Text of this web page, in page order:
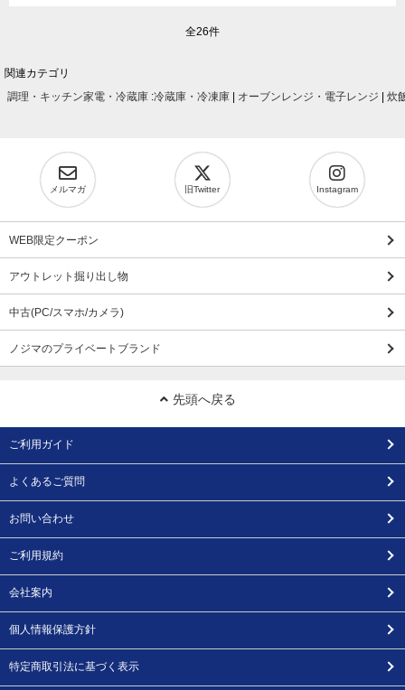
全26件
関連カテゴリ
調理・キッチン家電・冷蔵庫 :冷蔵庫・冷凍庫 | オーブンレンジ・電子レンジ | 炊
メルマガ 旧Twitter Instagram
WEB限定クーポン
アウトレット掘り出し物
中古(PC/スマホ/カメラ)
ノジマのプライベートブランド
先頭へ戻る
ご利用ガイド
よくあるご質問
お問い合わせ
ご利用規約
会社案内
個人情報保護方針
特定商取引法に基づく表示